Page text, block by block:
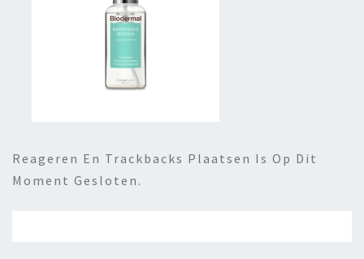
Reageren En Trackbacks Plaatsen Is Op Dit
Moment Gesloten.